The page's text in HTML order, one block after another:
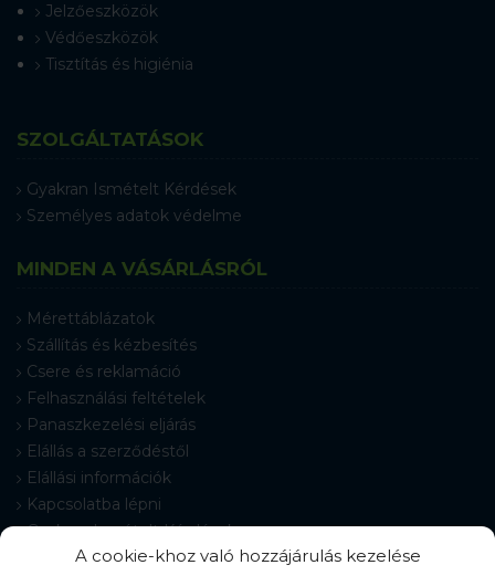
A cookie-khoz való hozzájárulás kezelése
Jelzőeszközök
Védőeszközök
Tisztítás és higiénia
SZOLGÁLTATÁSOK
Gyakran Ismételt Kérdések
Személyes adatok védelme
MINDEN A VÁSÁRLÁSRÓL
Mérettáblázatok
Szállítás és kézbesítés
Csere és reklamáció
Felhasználási feltételek
Panaszkezelési eljárás
Elállás a szerződéstől
Elállási információk
Kapcsolatba lépni
Gyakran Ismételt Kérdések
Cookie-beállítások